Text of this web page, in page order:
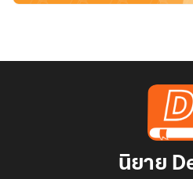
นิยาย